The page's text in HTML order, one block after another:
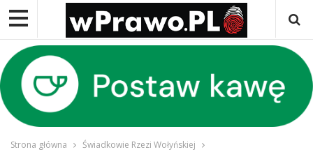
Strona główna Świadkowie Rzezi Wołyńskiej